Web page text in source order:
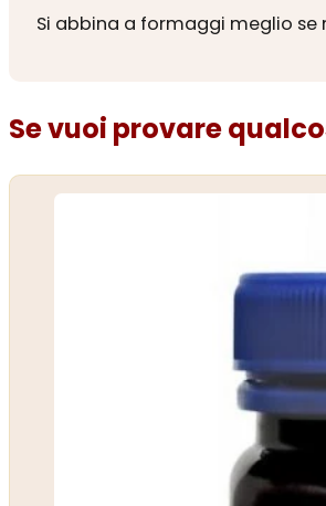
Si abbina a formaggi meglio
Se vuoi provare